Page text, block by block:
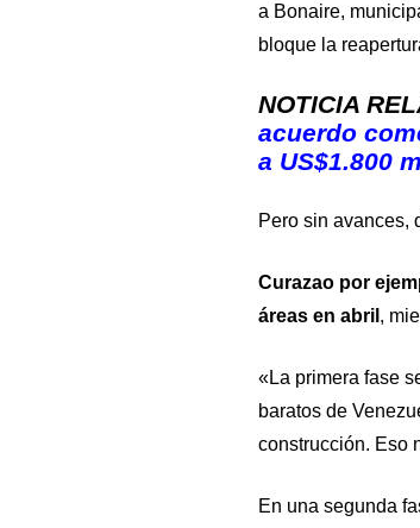
a Bonaire,
bloque la
NOTICIA
acuerdo
a US$1.800
Pero sin avances,
Curazao por
áreas en abril ,
«La primera fase
baratos de
construcción. Eso
En una segunda